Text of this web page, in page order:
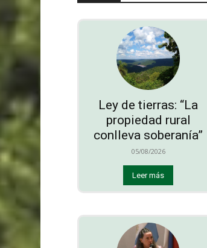
Ley de tierras: “La
propiedad rural
conlleva soberanía”
05/08/2026
Leer más